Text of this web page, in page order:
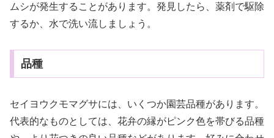
ムシが発生することがあります。発見したら、薬剤で駆除
するか、水で洗い流しましょう。
品種
セイヨウクモマグサには、いくつか園芸品種があります。
代表的なものとしては、花弁の縁がピンク色を帯びる品種